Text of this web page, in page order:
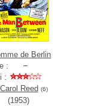
de Berlin
:
:
Carol Reed (6)
(1953)